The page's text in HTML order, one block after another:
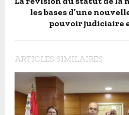
les bases d’une
pouvoir judiciaire
ARTICLES SIMILAIRES